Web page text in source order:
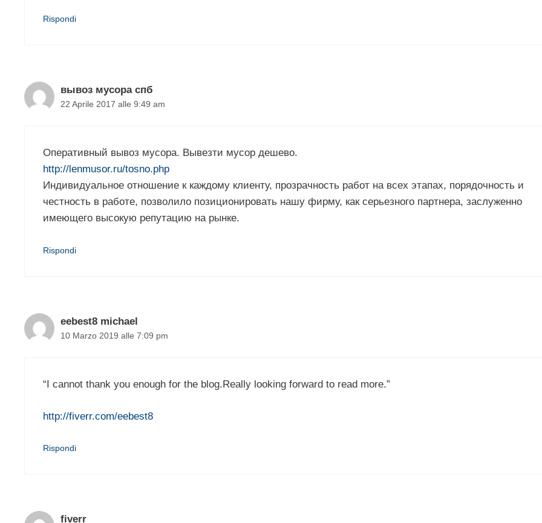
Rispondi
вывоз мусора спб
22 Aprile 2017 alle 9:49 am
Оперативный вывоз мусора. Вывезти мусор дешево.
http://lenmusor.ru/tosno.php
Индивидуальное отношение к каждому клиенту, прозрачность работ на всех этапах, порядочность и
честность в работе, позволило позиционировать нашу фирму, как серьезного партнера, заслуженно
имеющего высокую репутацию на рынке.
Rispondi
eebest8 michael
10 Marzo 2019 alle 7:09 pm
“I cannot thank you enough for the blog.Really looking forward to read more.”
http://fiverr.com/eebest8
Rispondi
fiverr